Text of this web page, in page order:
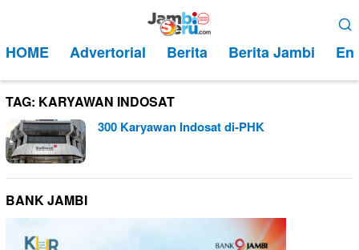
kontenMobile
HOME Advertorial Berita Berita Jambi
TAG: KARYAWAN INDOSAT
300 Karyawan Indosat di-PHK
BANK JAMBI